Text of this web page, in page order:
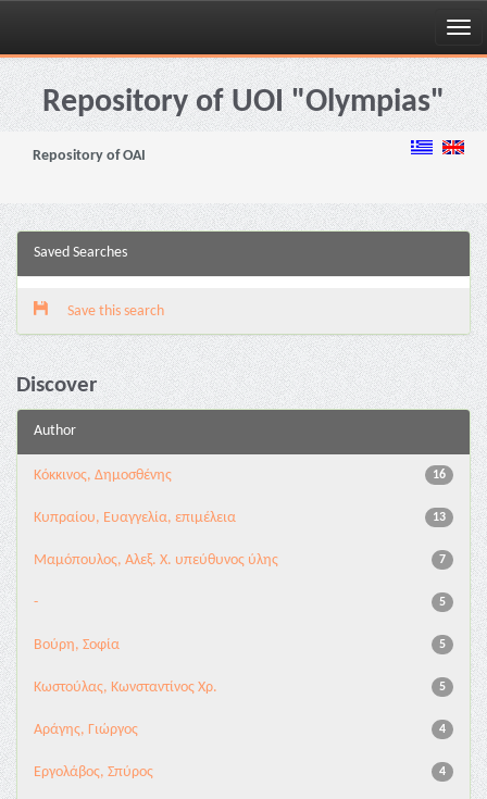
Skip
navigationRepository of UOI "Olympias"
Repository of OAI
Saved Searches
Save this search
Discover
Author
16
Κόκκινος, Δημοσθένης
13
Κυπραίου, Ευαγγελία, επιμέλεια
7
Μαμόπουλος, Αλεξ. Χ. υπεύθυνος ύλης
5
-
5
Βούρη, Σοφία
5
Κωστούλας, Κωνσταντίνος Χρ.
4
Αράγης, Γιώργος
4
Εργολάβος, Σπύρος